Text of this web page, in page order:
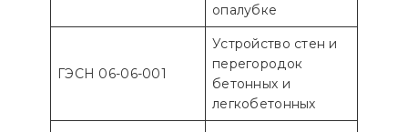
опалубке
ГЭСН 06-06-001
Устройство стен и
перегородок
бетонных и
легкобетонных